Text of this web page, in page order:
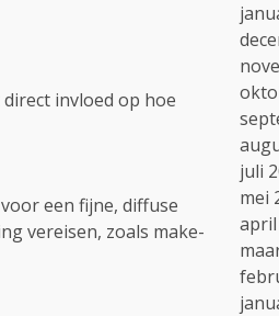
invloed op hoe
een fijne, diffuse
vereisen, zoals make-
juli
mei
april